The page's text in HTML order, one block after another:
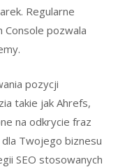
Regularne
pozwala
pozycji
takie jak Ahrefs,
na odkrycie fraz
Twojego biznesu
SEO stosowanych